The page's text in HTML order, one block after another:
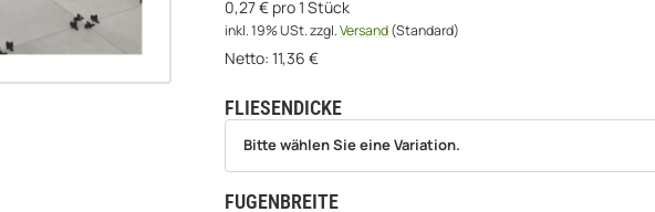
0,27 € pro 1 Stück
inkl. 19% USt.zzgl.Versand(Standard)
Netto: 11,36 €
FLIESENDICKE
wählen
Bitte wählen Sie eine Variation.
FUGENBREITE